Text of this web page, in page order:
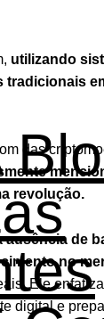
utilizando
das
revolução.
de
no
Ele
digital e